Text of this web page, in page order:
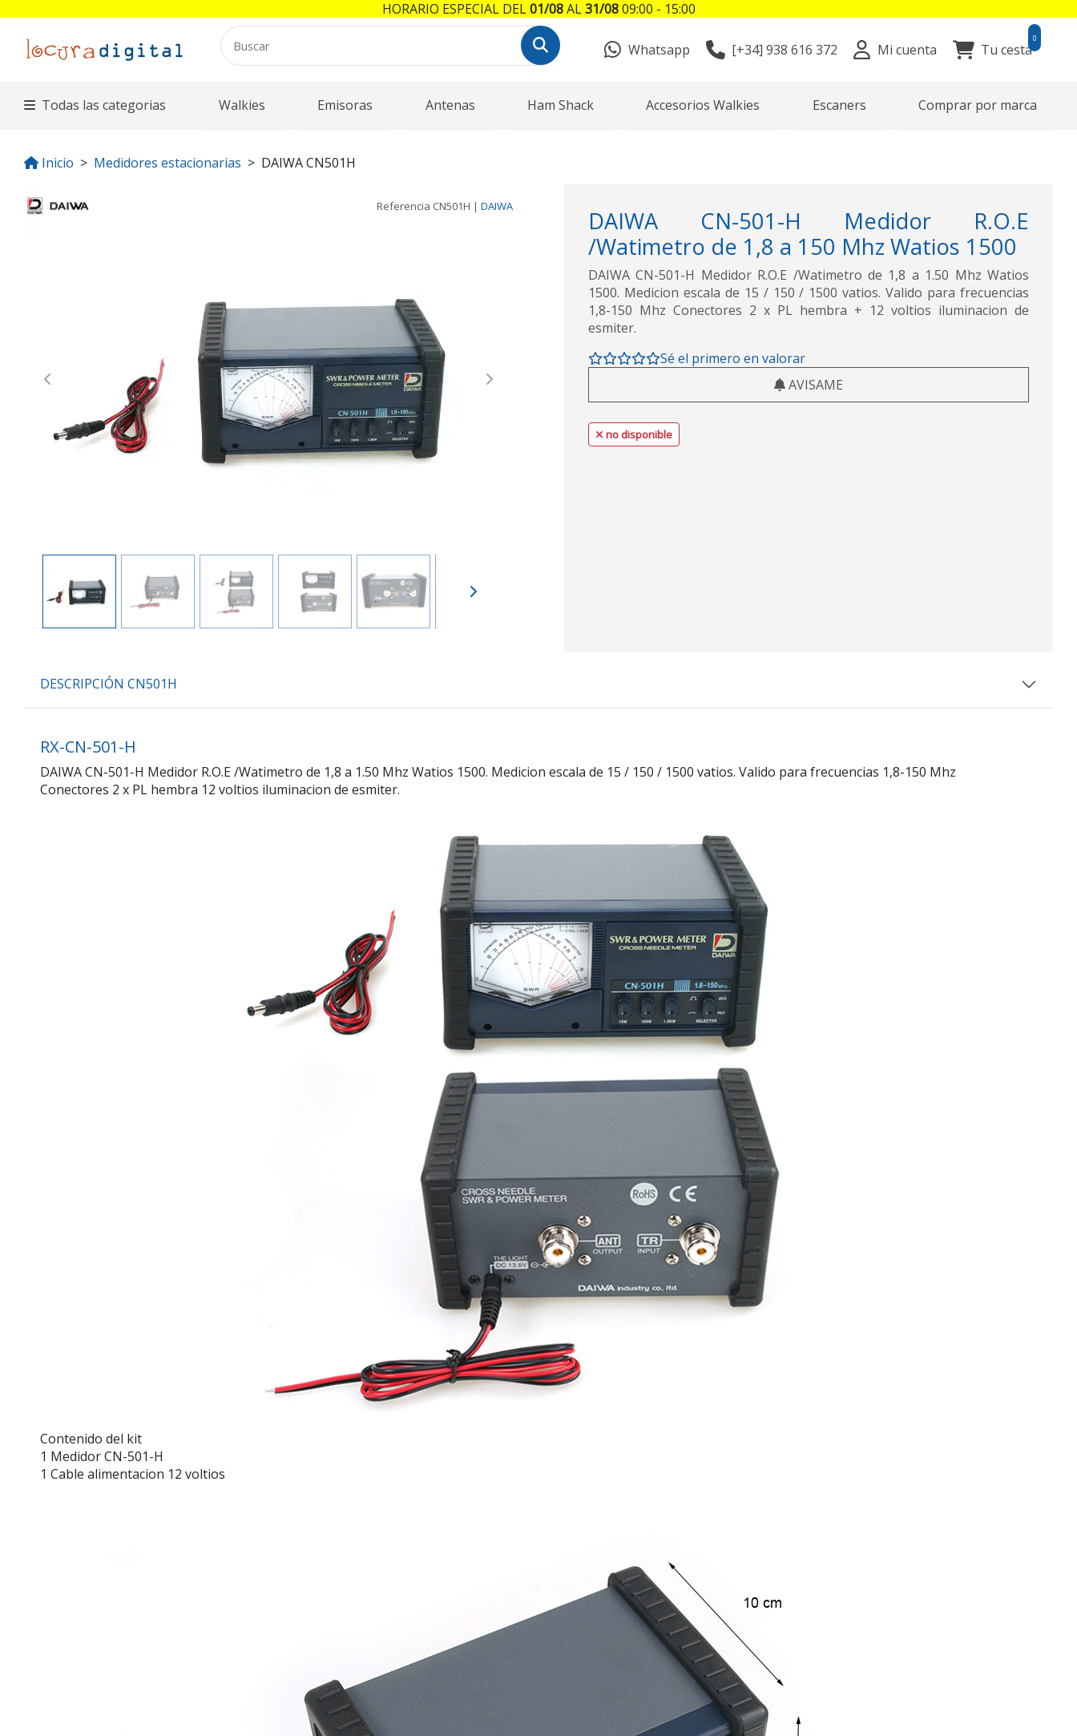
Whatsapp [+34] 938 616 372 Mi cuenta Tu cesta
0
Todas las categorias Walkies Emisoras Antenas Ham Shack Accesorios Walkies Escaners Comprar por marca
Inicio Medidores estacionarias DAIWA CN501H
Referencia CN501H | DAIWA
Previous Next
DAIWA CN-501-H Medidor R.O.E
/Watimetro de 1,8 a 150 Mhz Watios 1500
DAIWA CN-501-H Medidor R.O.E /Watimetro de 1,8 a 1.50 Mhz Watios
1500. Medicion escala de 15 / 150 / 1500 vatios. Valido para frecuencias
1,8-150 Mhz Conectores 2 x PL hembra + 12 voltios iluminacion de
esmiter.
Sé el primero en valorar
AVISAME
no disponible
DESCRIPCIÓN CN501H
RX-CN-501-H
DAIWA CN-501-H Medidor R.O.E /Watimetro de 1,8 a 1.50 Mhz Watios 1500. Medicion escala de 15 / 150 / 1500 vatios. Valido para frecuencias 1,8-150 Mhz
Conectores 2 x PL hembra 12 voltios iluminacion de esmiter.
Contenido del kit
1 Medidor CN-501-H
1 Cable alimentacion 12 voltios
HORARIO ESPECIAL DEL01/08AL31/0809:00 - 15:00